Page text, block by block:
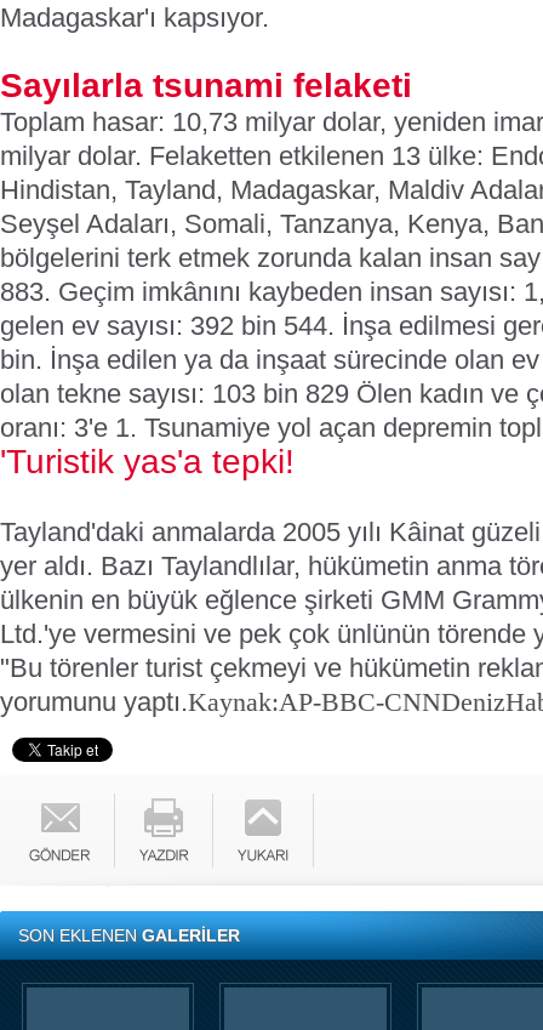
Madagaskar'ı kapsıyor.
Sayılarla tsunami felaketi
Toplam hasar: 10,73 milyar dolar, yeniden
milyar dolar. Felaketten etkilenen 13 ülke:
Hindistan, Tayland, Madagaskar, Maldiv
Seyşel Adaları, Somali, Tanzanya, Kenya,
bölgelerini terk etmek zorunda kalan insan
883. Geçim imkânını kaybeden insan sayısı:
gelen ev sayısı: 392 bin 544. İnşa edilmesi
bin. İnşa edilen ya da inşaat sürecinde olan
olan tekne sayısı: 103 bin 829 Ölen kadın ve
oranı: 3'e 1. Tsunamiye yol açan depremin
'Turistik yas'a tepki!
Tayland'daki anmalarda 2005 yılı Kâinat
yer aldı. Bazı Taylandlılar, hükümetin anma
ülkenin en büyük eğlence şirketi GMM
Ltd.'ye vermesini ve pek çok ünlünün törende
"Bu törenler turist çekmeyi ve hükümetin
yorumunu yaptı.Kaynak:AP-BBC-CNN
SON EKLENENGALERİLER